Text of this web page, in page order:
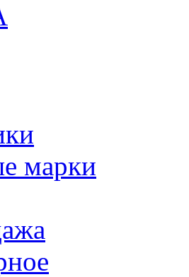
марки